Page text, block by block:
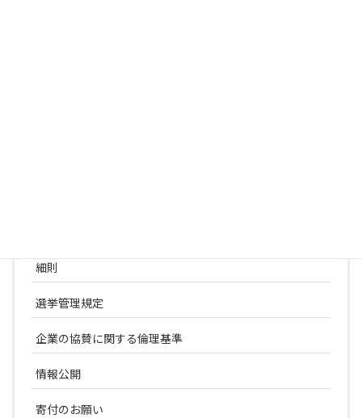
細則
選挙管理規定
企業の協賛に関する倫理基準
情報公開
寄付のお願い